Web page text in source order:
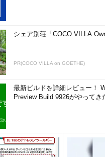
シェア別荘「COCO VILLA
PR(COCO VILLA on GOETHE)
最新ビルドを詳細レビュー！
Preview Build 9926がやってき